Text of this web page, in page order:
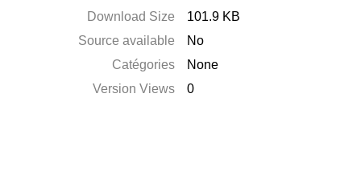
Download Size
101.9 KB
Source available
No
Catégories
None
Version Views
0